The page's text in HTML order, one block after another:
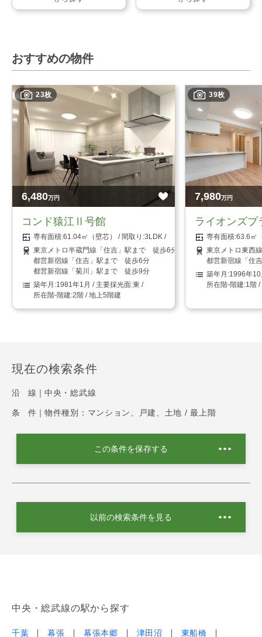
おすすめの物件
23枚
6,480万円
コンド猿江Ⅱ号館
61.04㎡（壁芯）
3LDK
東京メトロ半蔵門線「住吉」駅まで 徒歩6分
都営新宿線「住吉」駅まで 徒歩6分
都営新宿線「菊川」駅まで 徒歩9分
1981年1月
東
2階 / 地上5階建
39枚
7,980万円
ライオンズプ
63.6㎡
東京メトロ東西
都営新宿線「住
1996年10
1階
現在の検索条件
沿 線｜ 中央・総武線
条 件｜ 物件種別：マンション、戸建、土地 / 最上階
この条件を保存する
以前の検索条件を見る
中央・総武線の駅から探す
千葉 幕張 幕張本郷 津田沼
東船橋